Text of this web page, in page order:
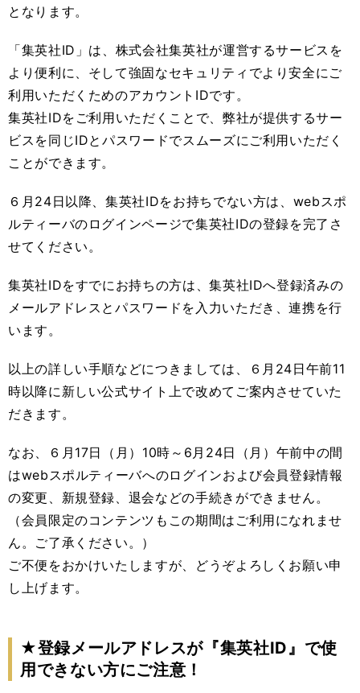
となります。
「集英社ID 」は、株式会社集英社が運営するサービスを
より便利に、そして強固なセキュリティでより安全にご
利用いただくためのアカウント IDです。
集英社IDをご利用いただくことで、弊社が提供するサー
ビスを同じIDとパスワードでスムーズにご利用いただく
ことができます。
６月 24日以降、集英社IDをお持ちでない方は、 webスポ
ルティーバのログインページで集英社IDの登録を完了さ
せてください。
集英社IDをすでにお持ちの方は、集英社IDへ登録済みの
メールアドレスとパスワードを入力いただき、連携を行
います。
以上の詳しい手順などにつきましては、６月 24日午前11
時以降に新しい公式サイト上で改めてご案内させていた
だきます。
なお、６月 17日（月） 10時～ 6月 24日（月）午前中の間
はwebスポルティーバへのログインおよび会員登録情報
の変更、新規登録、退会などの手続きができません。
（会員限定のコンテンツもこの期間はご利用になれませ
ん。ご了承ください。）
ご不便をおかけいたしますが、どうぞよろしくお願い申
し上げます。
★登録メールアドレスが『集英社ID』で使
用できない方にご注意！